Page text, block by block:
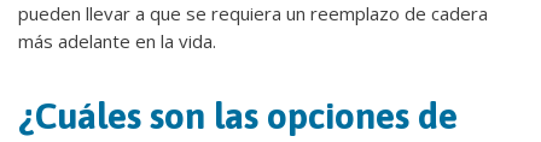
pueden llevar a que se requiera un reemplazo de cadera
más adelante en la vida.
¿Cuáles son las opciones de